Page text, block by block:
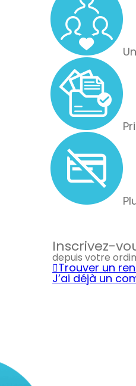
Inscrivez-
depuis votre
Trouver un
J’ai déjà un